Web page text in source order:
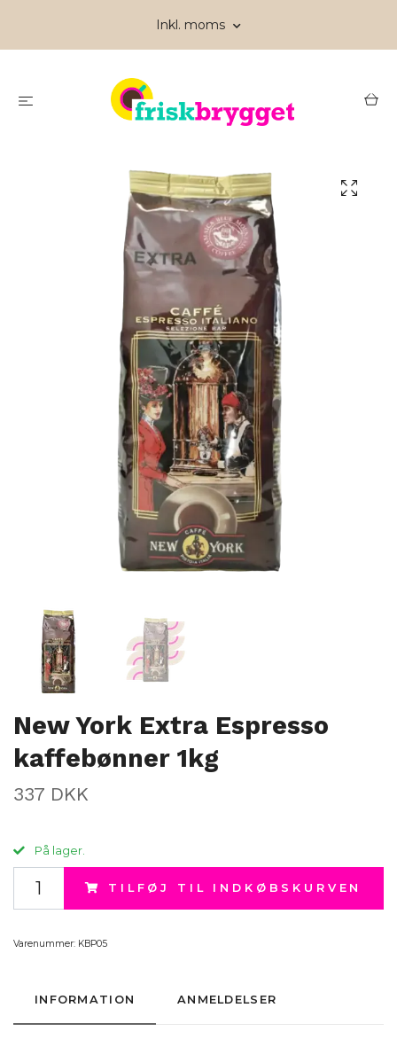
Inkl. moms
New York Extra Espresso
kaffebønner 1kg
337 DKK
På lager.
TILFØJ TIL INDKØBSKURVEN
Varenummer: KBP05
INFORMATION ANMELDELSER